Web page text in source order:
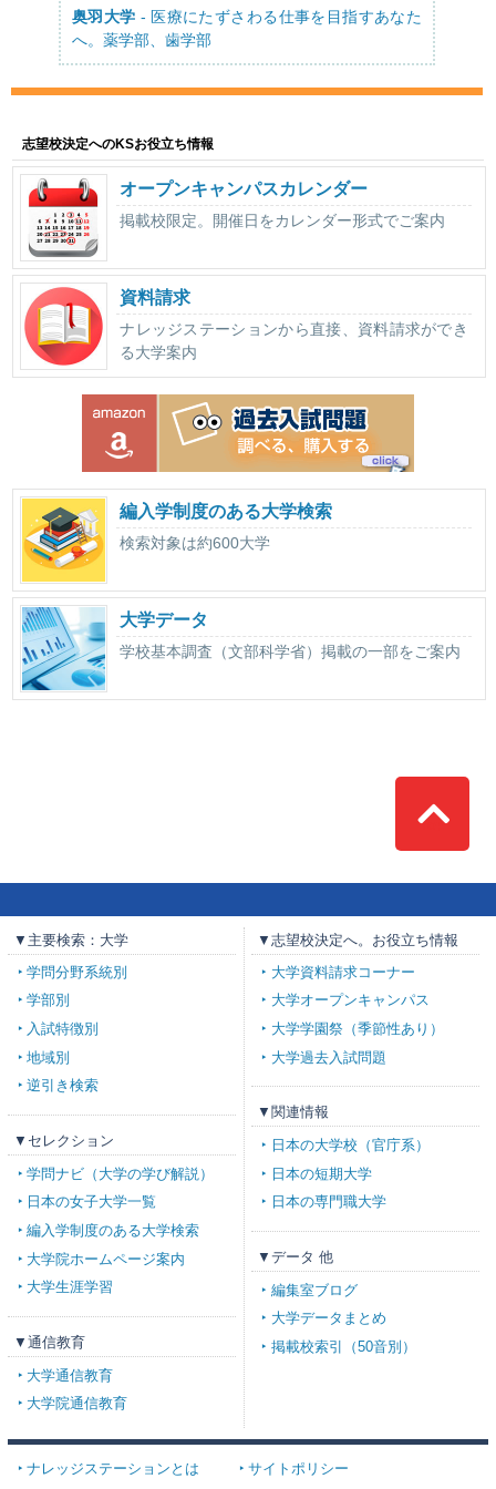
奥羽大学 - 医療にたずさわる仕事を目指すあなた
へ。薬学部、歯学部
志望校決定へのKSお役立ち情報
オープンキャンパスカレンダー
掲載校限定。開催日をカレンダー形式でご案内
資料請求
ナレッジステーションから直接、資料請求ができ
る大学案内
編入学制度のある大学検索
検索対象は約600大学
大学データ
学校基本調査（文部科学省）掲載の一部をご案内
Top
▼主要検索：大学
学問分野系統別
学部別
入試特徴別
地域別
逆引き検索
▼セレクション
学問ナビ（大学の学び解説）
日本の女子大学一覧
編入学制度のある大学検索
大学院ホームページ案内
大学生涯学習
▼通信教育
大学通信教育
大学院通信教育
▼志望校決定へ。お役立ち情報
大学資料請求コーナー
大学オープンキャンパス
大学学園祭（季節性あり）
大学過去入試問題
▼関連情報
日本の大学校（官庁系）
日本の短期大学
日本の専門職大学
▼データ 他
編集室ブログ
大学データまとめ
掲載校索引（50音別）
ナレッジステーションとは
サイトポリシー